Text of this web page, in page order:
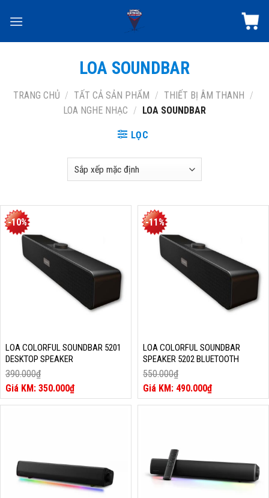
LOA SOUNDBAR
TRANG CHỦ / TẤT CẢ SẢN PHẨM / THIẾT BỊ ÂM THANH
/
LOA NGHE NHẠC / LOA SOUNDBAR
LỌC
-10%
LOA COLORFUL SOUNDBAR 5201
DESKTOP SPEAKER
390.000₫
Giá
gốc
là:
350.000₫
Giá
hiện
-11%
LOA COLORFUL SOUNDBAR
SPEAKER 5202 BLUETOOTH
550.000₫
Giá
gốc
là:
490.000₫
Giá
hiện